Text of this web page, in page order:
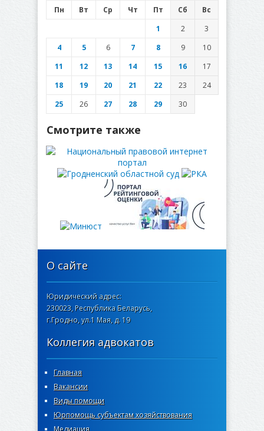
Пн
Вт Ср Чт Пт Сб
Вс
1
2
3
4
5 6 7 8 9
10
11
12 13 14 15 16
17
18
19 20 21 22 23
24
25
26 27 28 29 30
Смотрите также
О сайте
Юридический адрес:
230023, Республика Беларусь,
г.Гродно, ул.1 Мая, д. 19
Коллегия адвокатов
Главная
Вакансии
Виды помощи
Юрпомощь субъектам хозяйствования
Медиация